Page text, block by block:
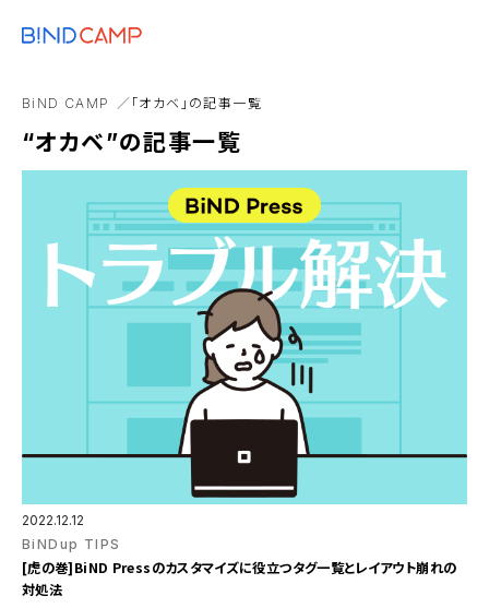
アニメーション
BiND CAMP 「オカベ」の記事一覧
“オカベ”の記事一覧
2022.12.12
BiNDup TIPS
[虎の巻]BiND Pressのカスタマイズに役立つタグ一覧とレイアウト崩れの
対処法